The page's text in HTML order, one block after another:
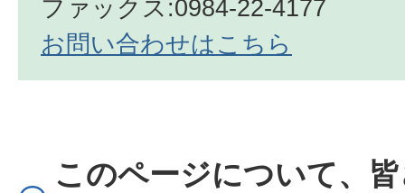
ファックス:0984-22-4177
お問い合わせはこちら
このページについて、